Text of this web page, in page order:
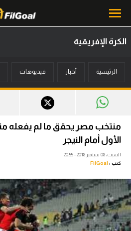
أخبار
ميركاتو
فانتازي في الجول
مسابقة التوقعات
فيديوهات
عدسات
الكرة الإفريقية
الرئيسية أخبار فيديوهات
الأول أمام النيجر
السبت، 08 سبتمبر 2018 - 20:55
كتب : FilGoal